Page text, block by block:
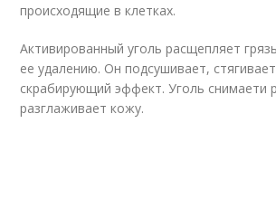
происходящие в клетках.
Активированный уголь расщепляет
ее удалению. Он подсушивает,
скрабирующий эффект. Уголь снимаети
разглаживает кожу.